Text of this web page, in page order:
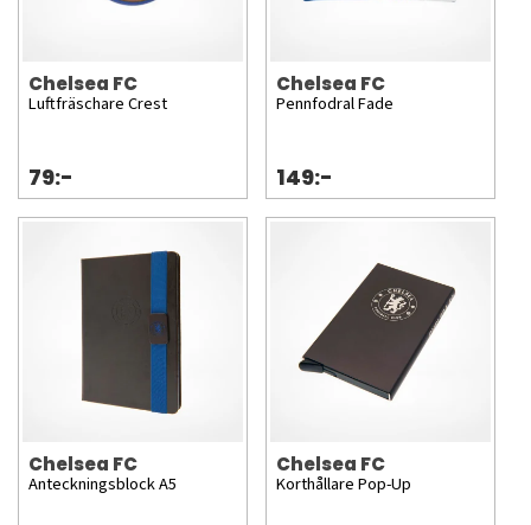
Chelsea FC
Luftfräschare Crest
79:-
Chelsea FC
Pennfodral Fade
149:-
Chelsea FC
Anteckningsblock A5
Chelsea FC
Korthållare Pop-Up